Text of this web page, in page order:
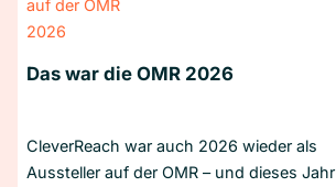
Das war die OMR 2026
CleverReach war auch 2026 wieder als
Aussteller auf der OMR – und dieses Jahr